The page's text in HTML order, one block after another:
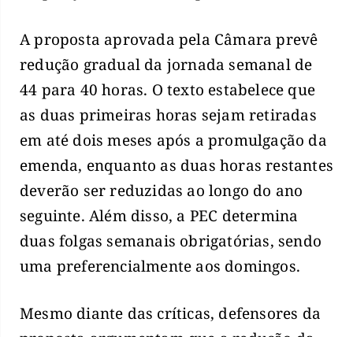
A proposta aprovada pela Câmara prevê
redução gradual da jornada semanal de
44 para 40 horas. O texto estabelece que
as duas primeiras horas sejam retiradas
em até dois meses após a promulgação da
emenda, enquanto as duas horas restantes
deverão ser reduzidas ao longo do ano
seguinte. Além disso, a PEC determina
duas folgas semanais obrigatórias, sendo
uma preferencialmente aos domingos.
Mesmo diante das críticas, defensores da